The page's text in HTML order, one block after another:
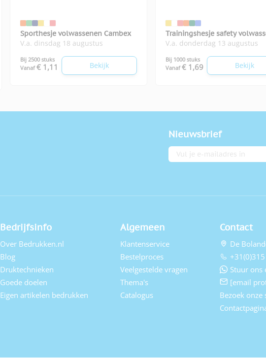
Sporthesje volwassenen Cambex
V.a. dinsdag 18 augustus
Bij 2500 stuks
Vanaf € 1,11 Bekijk
Trainingshesje safety
V.a. donderdag 13 augustus
Bij 1000 stuks
Vanaf € 1,69 Bekijk
Nieuwsbrief
E-mailadres
Bedrijfsinfo
Over Bedrukken.nl
Blog
Druktechnieken
Goede doelen
Eigen artikelen bedrukken
Algemeen
Klantenservice
Bestelproces
Veelgestelde vragen
Thema's
Catalogus
Contact
De
Stuur ons
[email
Bezoek